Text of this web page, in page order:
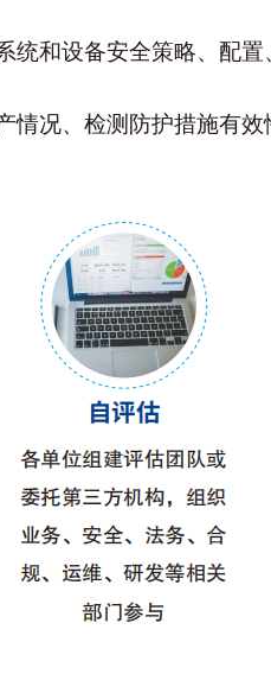
统和设备安全策略、配
情况、检测防护措施有效